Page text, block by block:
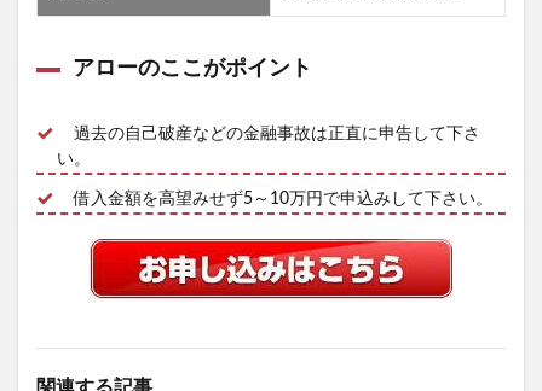
アローのここがポイント
過去の自己破産などの金融事故は正直に申告して下さ
い。
借入金額を高望みせず5～10万円で申込みして下さい。